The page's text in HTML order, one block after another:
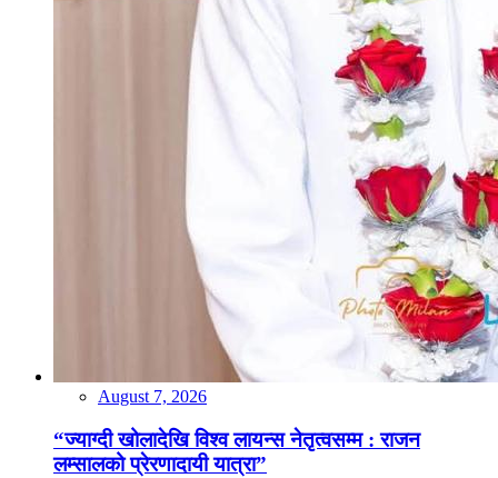
August 7, 2026
“ज्याग्दी खोलादेखि विश्व लायन्स नेतृत्वसम्म : राजन
लम्सालको प्रेरणादायी यात्रा”